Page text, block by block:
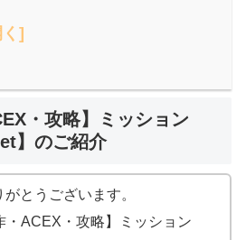
・攻略】ミッション
】のご紹介
とうございます。
・ACEX・攻略】ミッション